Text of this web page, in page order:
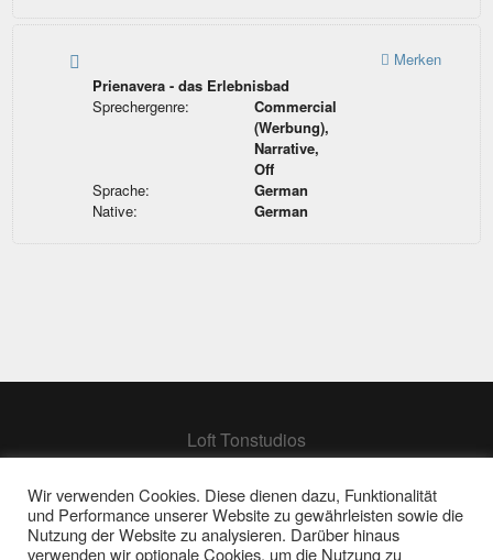
Prienavera - das Erlebnisbad
Sprechergenre:
Commercial
(Werbung),
Narrative,
Off
Sprache:
German
Native:
German
Merken
Loft Tonstudios
Berlin
Frankfurt
Wir verwenden Cookies. Diese dienen dazu, Funktionalität
und Performance unserer Website zu gewährleisten sowie die
Nutzung der Website zu analysieren. Darüber hinaus
verwenden wir optionale Cookies, um die Nutzung zu